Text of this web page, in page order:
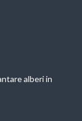
alberi in